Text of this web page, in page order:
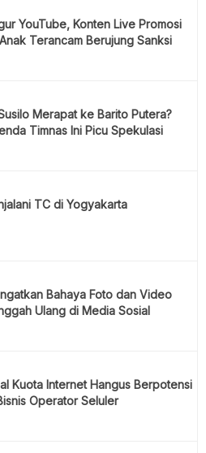
YouTube, Konten Live Promosi
Terancam Berujung Sanksi
Merapat ke Barito Putera?
Timnas Ini Picu Spekulasi
TC di Yogyakarta
Bahaya Foto dan Video
Ulang di Media Sosial
Kuota Internet Hangus Berpotensi
Operator Seluler